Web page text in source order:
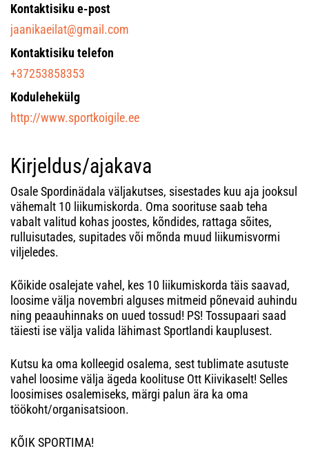
Kontaktisiku e-post
jaanikaeilat@gmail.com
Kontaktisiku telefon
+37253858353
Kodulehekülg
http://www.sportkoigile.ee
Kirjeldus/ajakava
Osale Spordinädala väljakutses, sisestades kuu aja jooksul
vähemalt 10 liikumiskorda. Oma soorituse saab teha
vabalt valitud kohas joostes, kõndides, rattaga sõites,
rulluisutades, supitades või mõnda muud liikumisvormi
viljeledes.
Kõikide osalejate vahel, kes 10 liikumiskorda täis saavad,
loosime välja novembri alguses mitmeid põnevaid auhindu
ning peaauhinnaks on uued tossud! PS! Tossupaari saad
täiesti ise välja valida lähimast Sportlandi kauplusest.
Kutsu ka oma kolleegid osalema, sest tublimate asutuste
vahel loosime välja ägeda koolituse Ott Kiivikaselt! Selles
loosimises osalemiseks, märgi palun ära ka oma
töökoht/organisatsioon.
KÕIK SPORTIMA!